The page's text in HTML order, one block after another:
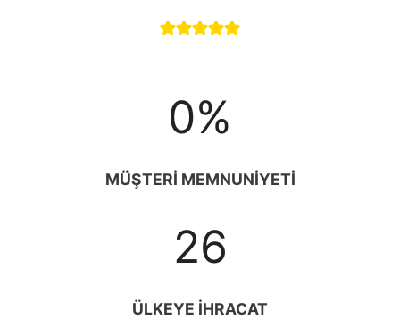
0%
MÜŞTERİ MEMNUNİYETİ
26
ÜLKEYE İHRACAT